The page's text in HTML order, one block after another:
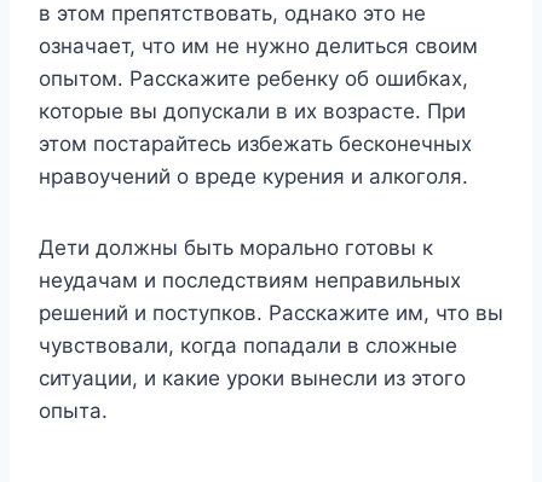
в этом препятствовать, однако это не
означает, что им не нужно делиться своим
опытом. Расскажите ребенку об ошибках,
которые вы допускали в их возрасте. При
этом постарайтесь избежать бесконечных
нравоучений о вреде курения и алкоголя.
Дети должны быть морально готовы к
неудачам и последствиям неправильных
решений и поступков. Расскажите им, что вы
чувствовали, когда попадали в сложные
ситуации, и какие уроки вынесли из этого
опыта.